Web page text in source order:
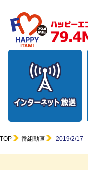
TOP 番組動画 2019/2/17